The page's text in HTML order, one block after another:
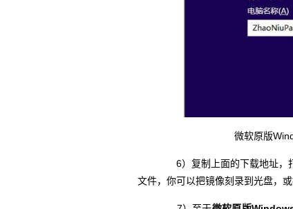
微软原版
6）复制上面的下载地址，打
文件，你可以把镜像刻录到光盘，